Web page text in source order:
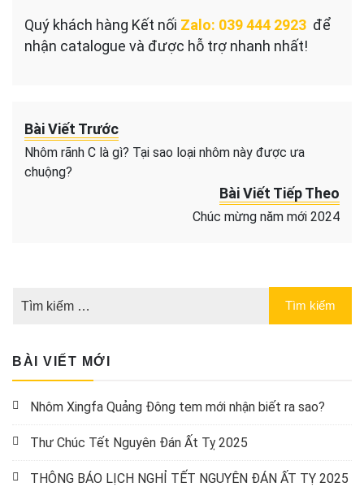
Quý khách hàng Kết nối Zalo: 039 444 2923 để
nhận catalogue và được hỗ trợ nhanh nhất!
Bài Viết Trước
Nhôm rãnh C là gì? Tại sao loại nhôm này được ưa
chuộng?
Bài Viết Tiếp Theo
Chúc mừng năm mới 2024
BÀI VIẾT MỚI
Nhôm Xingfa Quảng Đông tem mới nhận biết ra sao?
Thư Chúc Tết Nguyên Đán Ất Tỵ 2025
THÔNG BÁO LỊCH NGHỈ TẾT NGUYÊN ĐÁN ẤT TỴ 2025